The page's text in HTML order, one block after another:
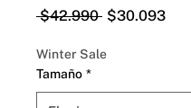
$42.990 Precio
$30.093
Winter Sale
Tamaño *